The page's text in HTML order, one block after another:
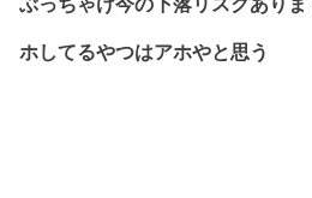
ホしてるやつはアホやと思う